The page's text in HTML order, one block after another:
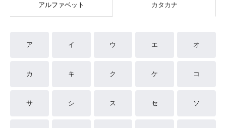
アルファベット カタカナ
ア イ ウ エ オ
カ キ ク ケ コ
サ シ ス セ ソ